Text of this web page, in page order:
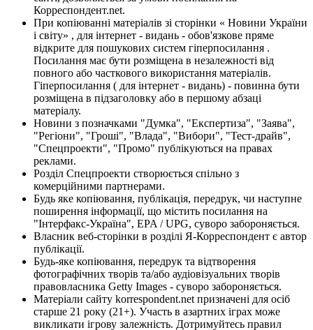
Корреспондент.net.
При копіюванні матеріалів зі сторінки « Новини України
і світу» , для інтернет - видань - обов'язкове пряме
відкрите для пошукових систем гіперпосилання .
Посилання має бути розміщена в незалежності від
повного або часткового використання матеріалів.
Гіперпосилання ( для інтернет - видань) - повинна бути
розміщена в підзаголовку або в першому абзаці
матеріалу.
Новини з позначками "Думка", "Експертиза", "Заява",
"Регіони", "Гроші", "Влада", "Вибори", "Тест-драйв",
"Спецпроекти", "Промо" публікуються на правах
реклами.
Розділ Спецпроекти створюється спільно з
комерційними партнерами.
Будь яке копіювання, публікація, передрук, чи наступне
поширення інформації, що містить посилання на
"Інтерфакс-Україна", EPA / UPG, суворо забороняється.
Власник веб-сторінки в розділі Я-Корреспондент є автор
публікації.
Будь-яке копіювання, передрук та відтворення
фотографічних творів та/або аудіовізуальних творів
правовласника Getty Images - суворо забороняється.
Матеріали сайту korrespondent.net призначені для осіб
старше 21 року (21+). Участь в азартних іграх може
викликати ігрову залежність. Дотримуйтесь правил